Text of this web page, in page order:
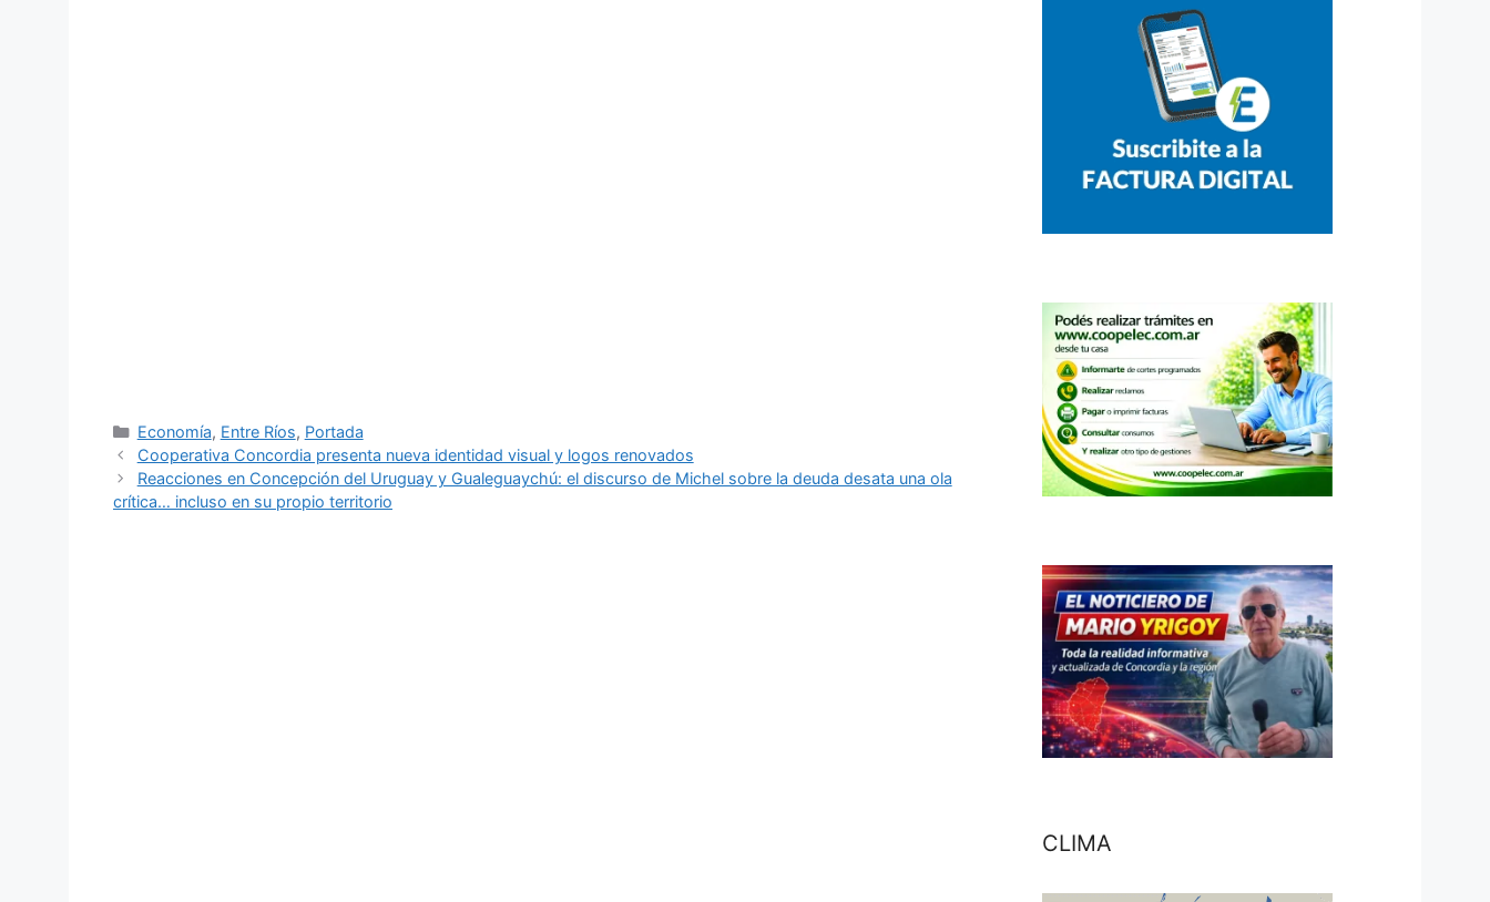
Categorías
Economía, Entre Ríos, Portada
Cooperativa Concordia presenta nueva identidad visual y logos renovados
Reacciones en Concepción del Uruguay y Gualeguaychú: el discurso de Michel sobre la deuda desata una ola
crítica… incluso en su propio territorio
CLIMA